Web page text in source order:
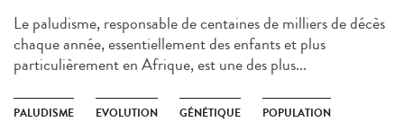
Le paludisme, responsable de centaines de milliers de décès
chaque année, essentiellement des enfants et plus
particulièrement en Afrique, est une des plus...
PALUDISME EVOLUTION GÉNÉTIQUE POPULATION